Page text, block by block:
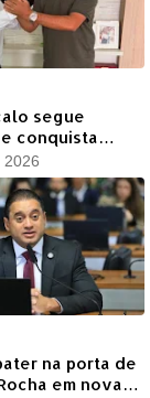
segue
conquista
de Lago
2026
na porta de
em nova